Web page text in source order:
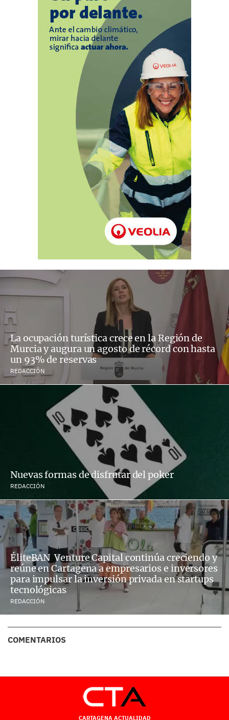
La ocupación turística crece en la Región de
Murcia y augura un agosto de récord con hasta
un 93% de reservas
REDACCIÓN
Nuevas formas de disfrutar del poker
REDACCIÓN
ÉliteBAN Venture Capital continúa creciendo y
reúne en Cartagena a empresarios e inversores
para impulsar la inversión privada en startups
tecnológicas
REDACCIÓN
COMENTARIOS
CARTAGENA ACTUALIDAD